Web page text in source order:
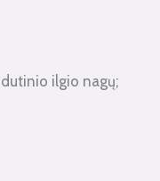
ilgio nagų;